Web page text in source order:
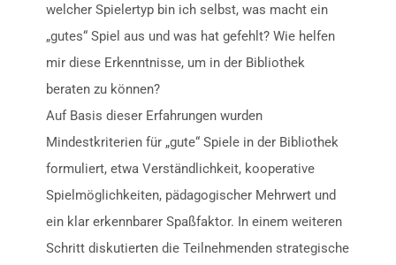
welcher Spielertyp bin ich selbst, was macht ein
„gutes“ Spiel aus und was hat gefehlt? Wie helfen
mir diese Erkenntnisse, um in der Bibliothek
beraten zu können?
Auf Basis dieser Erfahrungen wurden
Mindestkriterien für „gute“ Spiele in der Bibliothek
formuliert, etwa Verständlichkeit, kooperative
Spielmöglichkeiten, pädagogischer Mehrwert und
ein klar erkennbarer Spaßfaktor. In einem weiteren
Schritt diskutierten die Teilnehmenden strategische